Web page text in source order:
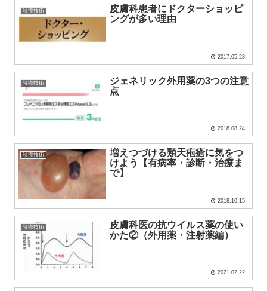
診療技術
皮膚科患者にドクターショッピ
ングが多い理由
2017.05.23
診療技術
ジェネリック外用薬の3つの注意
点
2018.08.24
診療技術
増えつづける類天疱瘡に気をつ
けよう【有病率・診断・治療ま
で】
2018.10.15
診療技術
皮膚科医の抗ウイルス薬の使い
かた②（外用薬・注射薬編）
2021.02.22